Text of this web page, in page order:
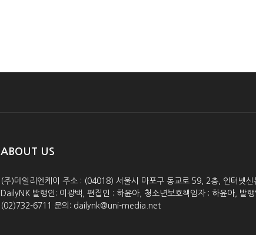
ABOUT US
(주)데일리엔케이 주소 : (04018) 서울시 마포구 동교로 59, 2층, 인터넷
DailyNK 발행인: 이광백, 편집인 : 하윤아, 청소년보호책임자 : 하윤아,
(02)732-6711 문의: dailynk@uni-media.net